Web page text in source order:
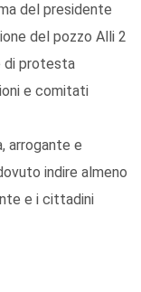
del presidente
del pozzo Alli 2
di protesta
e comitati
arrogante e
indire almeno
e i cittadini